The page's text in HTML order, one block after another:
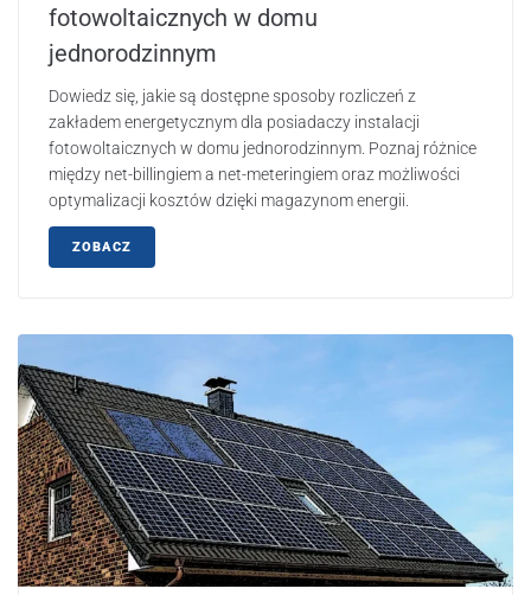
fotowoltaicznych w domu
jednorodzinnym
Dowiedz się, jakie są dostępne sposoby rozliczeń z
zakładem energetycznym dla posiadaczy instalacji
fotowoltaicznych w domu jednorodzinnym. Poznaj różnice
między net-billingiem a net-meteringiem oraz możliwości
optymalizacji kosztów dzięki magazynom energii.
ZOBACZ